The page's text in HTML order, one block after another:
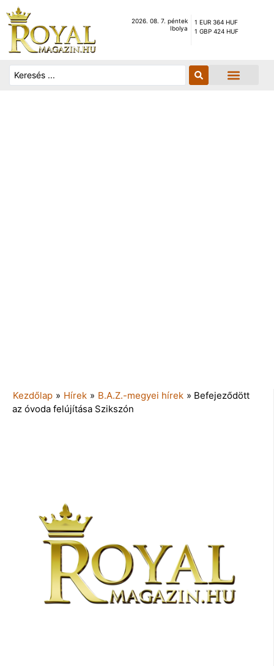
2026. 08. 7. péntek
Ibolya
1 EUR 364 HUF
1 GBP 424 HUF
Kezdőlap » Hírek » B.A.Z.-megyei hírek » Befejeződött
az óvoda felújítása Szikszón